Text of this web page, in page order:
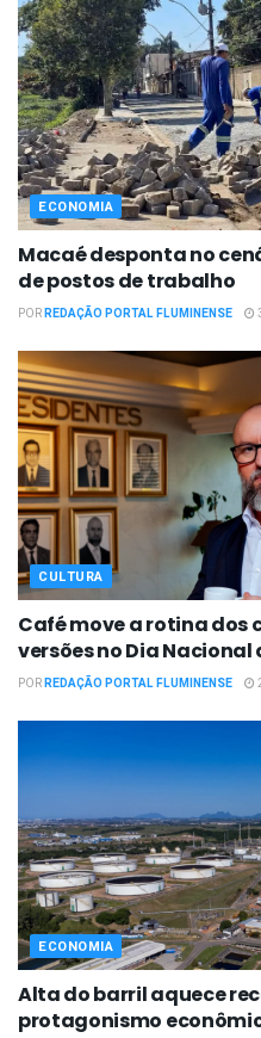
ECONOMIA
Macaé desponta no
de postos de trabalho
PORREDAÇÃO PORTAL FLUMINENSE
CULTURA
Café move a rotina dos
versões no Dia
PORREDAÇÃO PORTAL FLUMINENSE
ECONOMIA
Alta do barril aquece
protagonismo